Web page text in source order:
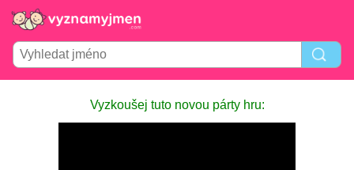
Vyzkoušej tuto novou párty hru: